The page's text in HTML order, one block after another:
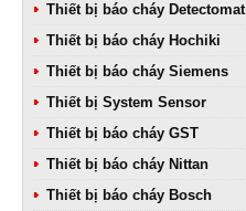
Thiết bị báo cháy Detectomat
Thiết bị báo cháy Hochiki
Thiết bị báo cháy Siemens
Thiết bị System Sensor
Thiết bị báo cháy GST
Thiết bị báo cháy Nittan
Thiết bị báo cháy Bosch